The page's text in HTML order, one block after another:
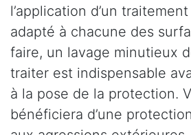
l’application d’un
adapté à chacune des
faire, un lavage minutieux
traiter est indispensable
à la pose de la protection.
bénéficiera d’une